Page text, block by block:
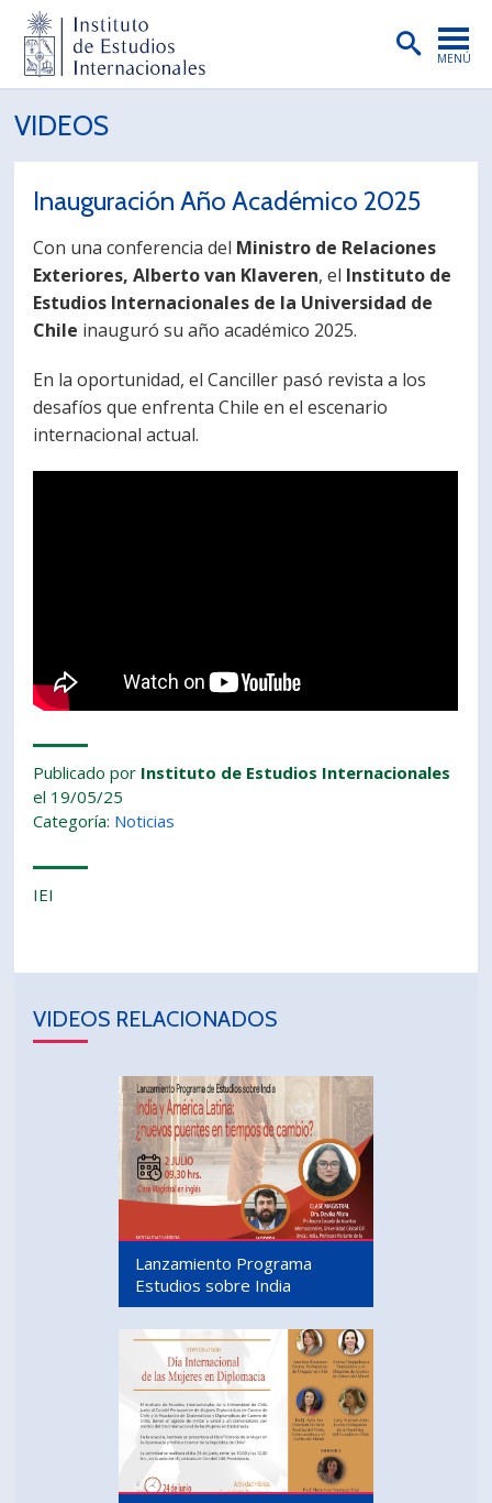
MENÚ
INSTITUTO
PREGRADO
POSTGRADO
INVESTIGACIÓN
EXTENSIÓN
PUBLICACIONES
ENGLISH
VIDEOS
Inauguración Año Académico 2025
Con una conferencia del Ministro de Relaciones
Exteriores, Alberto van Klaveren, el Instituto de
Estudios Internacionales de la Universidad de
Chile inauguró su año académico 2025.
En la oportunidad, el Canciller pasó revista a los
desafíos que enfrenta Chile en el escenario
internacional actual.
Publicado por Instituto de Estudios Internacionales
el 19/05/25
Categoría: Noticias
IEI
VIDEOS RELACIONADOS
Lanzamiento Programa
Estudios sobre India